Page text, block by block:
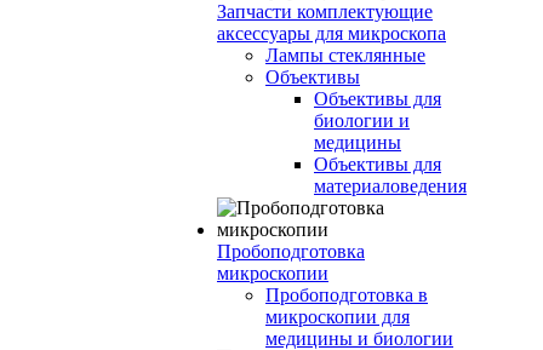
Запчасти комплектующие
аксессуары для микроскопа
Лампы стеклянные
Объективы
Объективы для
биологии и
медицины
Объективы для
материаловедения
Пробоподготовка
микроскопии
Пробоподготовка в
микроскопии для
медицины и биологии